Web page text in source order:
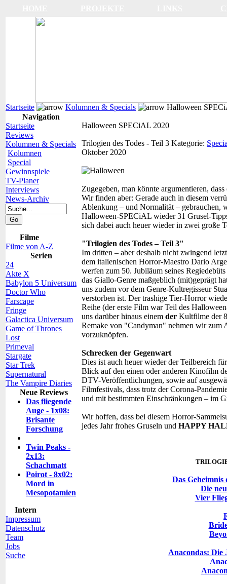
Startseite Kolumnen & Specials
Halloween
Navigation
Startseite
Reviews
Kolumnen & Specials
Kolumnen
Special
Gewinnspiele
TV-Planer
Interviews
News-Archiv
Filme
Filme von A-Z
Serien
24
Akte X
Babylon 5 Universum
Doctor Who
Farscape
Fringe
Galactica Universum
Game of Thrones
Lost
Primeval
Stargate
Star Trek
Supernatural
The Vampire Diaries
Neue Reviews
Das fliegende
Auge - 1x08:
Brisante
Forschung
Twin Peaks -
2x13:
Schachmatt
Poirot - 8x02:
Mord in
Mesopotamien
Intern
Impressum
Datenschutz
Team
Jobs
Suche
Halloween SPECiAL 2020
Trilogien des Todes - Teil 3 Kategorie:
Oktober 2020
Zugegeben, man könnte argumentieren,
Wir finden aber: Gerade auch in diesem
Ablenkung – und Normalität – gebrauchen,
Halloween-SPECiAL wieder 31 Grusel-
sich dabei auch heuer wieder in zwei große
"Trilogien des Todes – Teil 3"
Im dritten – aber deshalb nicht zwingend
dem italienischen Horror-Maestro Dario
werfen zum 50. Jubiläum seines
das Giallo-Genre maßgeblich (mit)geprägt
uns zudem vor dem Genre-Kultregisseur
verstorben ist. Der trashige Tier-Horror
Reihe (der erste Film war Teil des
uns darüber hinaus einem der Kultfilme der
Remake von "Candyman" nehmen wir zum
vorzuknöpfen.
Schrecken der Gegenwart
Dies ist auch heuer wieder der Teilbereich
Blick auf den einen oder anderen Kinofilm
DTV-Veröffentlichungen, sowie auf
Filmfestivals, dass trotz der Corona-
und mit bestimmten Einschränkungen – im
Wir hoffen, dass bei diesem Horror-
jedes Jahr frohes Gruseln und HAPPY
Das Geheimnis
Die
Vier
Anacondas: Die